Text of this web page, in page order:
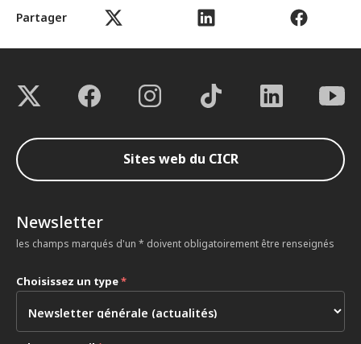
Partager
Sites web du CICR
Newsletter
les champs marqués d'un * doivent obligatoirement être renseignés
Choisissez un type*